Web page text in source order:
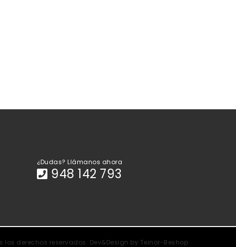
¿Dudas? Llámanos ahora
948 142 793
derechos reservados. Dev&Design by Teinor-Beshop